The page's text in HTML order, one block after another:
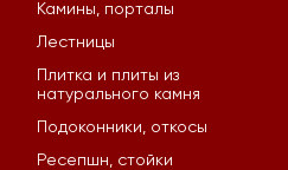
Камины, порталы
Лестницы
Плитка и плиты из
натурального камня
Подоконники, откосы
Ресепшн, стойки